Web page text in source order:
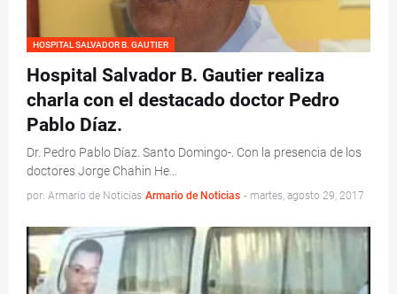
HOSPITAL SALVADOR B. GAUTIER
Hospital Salvador B. Gautier realiza
charla con el destacado doctor Pedro
Pablo Díaz.
Dr. Pedro Pablo Díaz. Santo Domingo-. Con la presencia de los
doctores Jorge Chahin He…
por: Armario de Noticias Armario de Noticias - martes, agosto 29, 2017